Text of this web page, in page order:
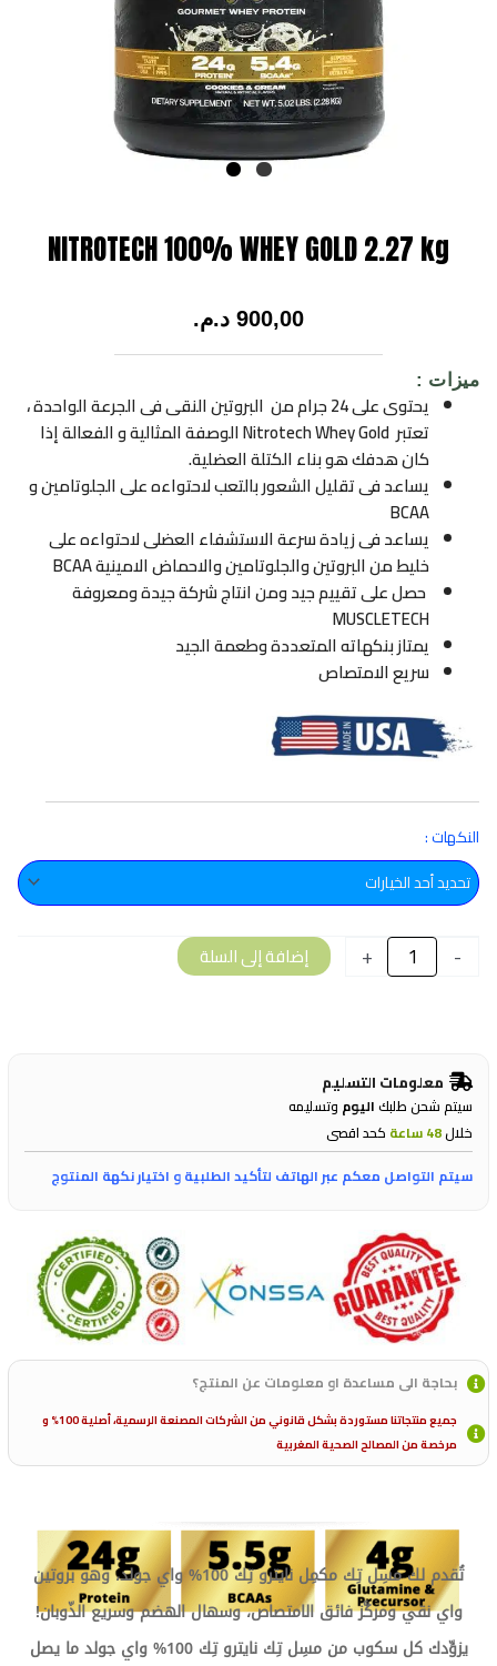
NITROTECH 100% WHEY GOLD 2.27 kg
900,00 د.م.
ميزات :
يحتوى على 24 جرام من البروتين النقى فى الجرعة الواحدة ،
تعتبر Nitrotech Whey Gold الوصفة المثالية و الفعالة إذا
كان هدفك هو بناء الكتلة العضلية.
يساعد فى تقليل الشعور بالتعب لاحتواءه على الجلوتامين و
BCAA
يساعد فى زيادة سرعة الاستشفاء العضلى لاحتواءه على
خليط من البروتين والجلوتامين والاحماض الامينية BCAA
حصل على تقييم جيد ومن انتاج شركة جيدة ومعروفة
MUSCLETECH
يمتاز بنكهاته المتعددة وطعمة الجيد
سريع الامتصاص
النكهات :
-
NITROTECH
100%
WHEY
+ إضافة إلى السلة
معلومات التسليم
سيتم شحن طلبكاليوم وتسليمه
خلال48 ساعة
كحد اقصى
سيتم التواصل معكم عبر الهاتف لتأكيد الطلبية و اختيار نكهة المنتوج
بحاجة الى مساعدة او معلومات عن المنتج؟
جميع منتجاتنا مستوردة بشكل قانوني من الشركات المصنعة الرسمية، أصلية 100% و
مرخصة من المصالح الصحية المغربية
تُقدم لك مسِل تِك مكمِل نايترو تِك 100% واي جولد، وهو بروتين
واي نقي ومركَّز فائق الامتصاص، وسهال الهضم وسريع الذّوبان!
يزوِّدك كل سكوب من مسِل تِك نايترو تِك 100% واي جولد ما يصل